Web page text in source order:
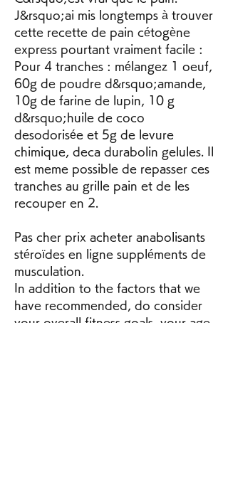
J&rsquo;ai mis longtemps à trouver
cette recette de pain cétogène
express pourtant vraiment facile :
Pour 4 tranches : mélangez 1 oeuf,
60g de poudre d&rsquo;amande,
10g de farine de lupin, 10 g
d&rsquo;huile de coco
desodorisée et 5g de levure
chimique, deca durabolin gelules. Il
est meme possible de repasser ces
tranches au grille pain et de les
recouper en 2.
Pas cher prix acheter anabolisants
stéroïdes en ligne suppléments de
musculation.
In addition to the factors that we
have recommended, do consider
your overall fitness goals, your age